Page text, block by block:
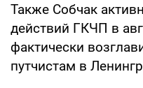
Также Собчак
действий ГКЧП в
фактически
путчистам в